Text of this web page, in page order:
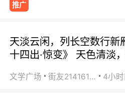
推广
天淡云闲，列长空数行新
十四出·惊变》 天色清淡
文学广场 街友21416156 4小